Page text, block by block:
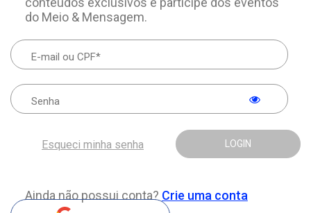
do Meio & Mensagem.
LOGIN
Esqueci minha senha
Ainda não possui conta? Crie uma conta